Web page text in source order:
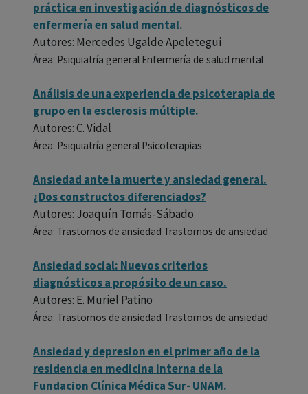
práctica en investigación de diagnósticos de
enfermería en salud mental.
Autores: Mercedes Ugalde Apeletegui
Área: Psiquiatría general Enfermería de salud mental
Análisis de una experiencia de psicoterapia de
grupo en la esclerosis múltiple.
Autores: C. Vidal
Área: Psiquiatría general Psicoterapias
Ansiedad ante la muerte y ansiedad general.
¿Dos constructos diferenciados?
Autores: Joaquín Tomás-Sábado
Área: Trastornos de ansiedad Trastornos de ansiedad
Ansiedad social: Nuevos criterios
diagnósticos a propósito de un caso.
Autores: E. Muriel Patino
Área: Trastornos de ansiedad Trastornos de ansiedad
Ansiedad y depresion en el primer año de la
residencia en medicina interna de la
Fundacion Clínica Médica Sur- UNAM.